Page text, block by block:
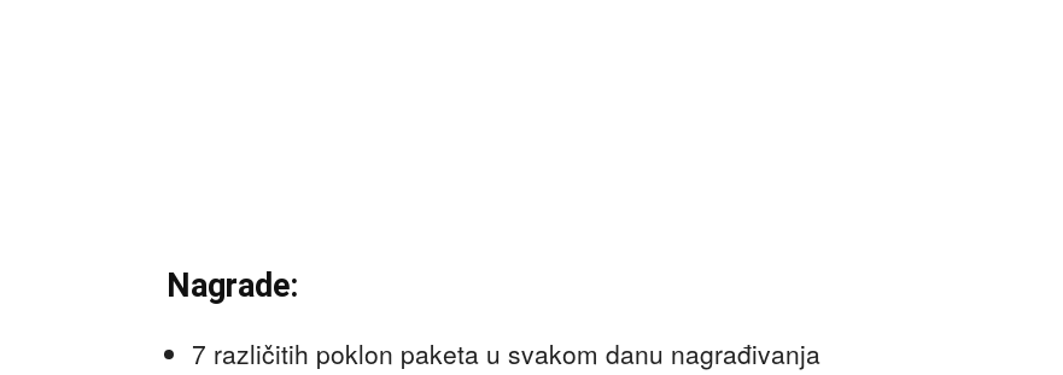
Nagrade:
7 različitih poklon paketa u svakom danu nagrađivanja